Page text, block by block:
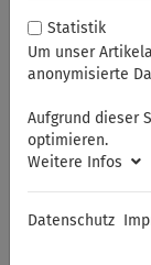
Statistik
Um unser
anonymisierte
Aufgrund dieser
optimieren.
Weitere Infos
Datenschutz